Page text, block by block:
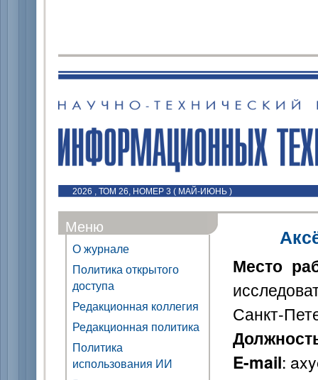
2026 , ТОМ 26, НОМЕР 3 ( МАЙ-ИЮНЬ )
Меню
О журнале
Политика открытого
доступа
Редакционная коллегия
Редакционная политика
Политика
использования ИИ
Место
Санкт-
E-mail: